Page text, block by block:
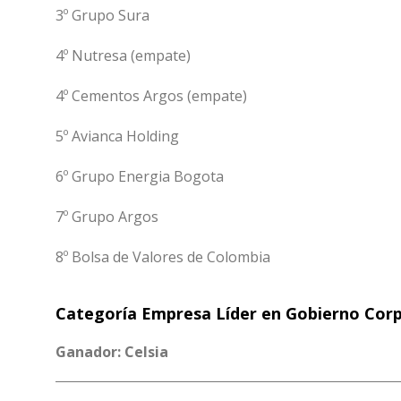
3º Grupo Sura
4º Nutresa (empate)
4º Cementos Argos (empate)
5º Avianca Holding
6º Grupo Energia Bogota
7º Grupo Argos
8º Bolsa de Valores de Colombia
Categoría Empresa Líder en Gobierno
Ganador: Celsia